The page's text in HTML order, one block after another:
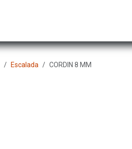
Escalada CORDIN 8 MM